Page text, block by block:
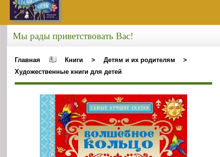
Мы рады приветствовать Вас!
Главная Книги > Детям и их родителям
>
Художественные книги для детей